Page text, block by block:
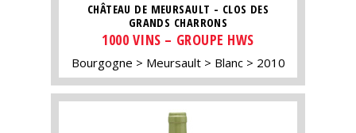
CHÂTEAU DE MEURSAULT - CLOS DES
GRANDS CHARRONS
1000 VINS – GROUPE HWS
Bourgogne Meursault Blanc 2010